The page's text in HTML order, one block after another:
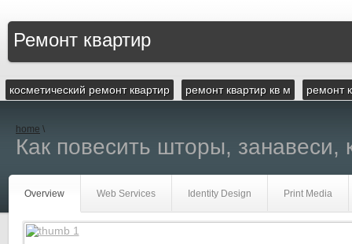
Ремонт квартир
косметический ремонт квартир ремонт квартир кв м ремонт
home \
Как повесить шторы, занавеси,
Overview Web Services Identity Design Print Media